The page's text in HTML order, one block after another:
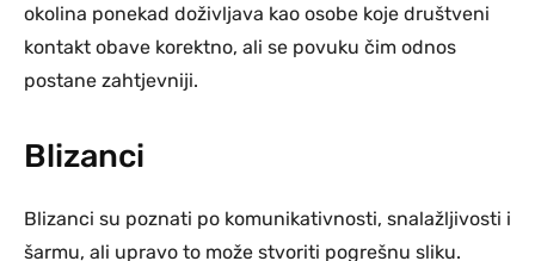
okolina ponekad doživljava kao osobe koje društveni
kontakt obave korektno, ali se povuku čim odnos
postane zahtjevniji.
Blizanci
Blizanci su poznati po komunikativnosti, snalažljivosti i
šarmu, ali upravo to može stvoriti pogrešnu sliku.